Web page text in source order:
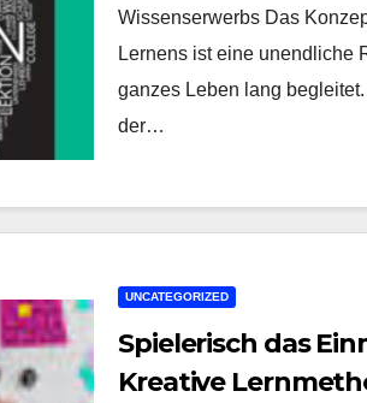
Wissenserwerbs Das
Lernens ist eine unendliche
ganzes Leben lang
der…
UNCATEGORIZED
Spielerisch das
Kreative